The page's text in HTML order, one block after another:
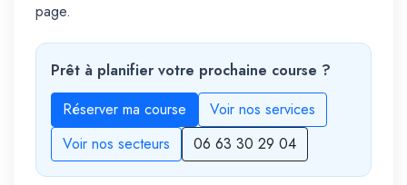
page.
Prêt à planifier votre prochaine course ?
Réserver ma course
Voir nos services
Voir nos secteurs
06 63 30 29 04